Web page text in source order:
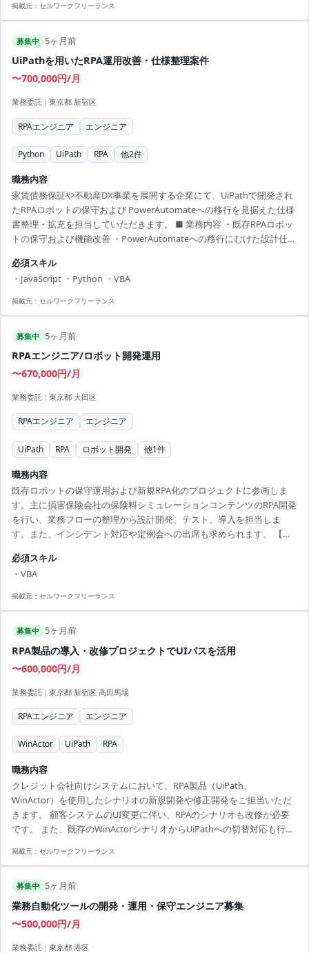
識が身につきます ・RPA技術のスキルアップが可能です ・専門性の高
掲載元： セルワークフリーランス
募集中 5ヶ月前
UiPathを用いたRPA運用改善・仕様整理案件
〜700,000円/月
業務委託 | 東京都 新宿区
RPAエンジニア エンジニア
Python UiPath RPA 他2件
職務内容
家賃債務保証や不動産DX事業を展開する企業にて、UiPathで開発され
たRPAロボットの保守および PowerAutomateへの移行を見据えた仕様
書整理・拡充を担当していただきます。 ■ 業務内容 ・既存RPAロボッ
トの保守および機能改善 ・PowerAutomateへの移行にむけた設計仕様
定義や詳細設計を進行 【アピールポイント】 ・UiPathのスキルを活か
せる実務経験 ・不動産業界のDX推進プロジェクトに関与 ・長期安定の
プロジェクトでスキルアップ ・週1，2日のリモート可能で働きやすい
必須スキル
・JavaScript ・Python ・VBA
掲載元： セルワークフリーランス
募集中 5ヶ月前
RPAエンジニア/ロボット開発運用
〜670,000円/月
業務委託 | 東京都 大田区
RPAエンジニア エンジニア
UiPath RPA ロボット開発 他1件
職務内容
既存ロボットの保守運用および新規RPA化のプロジェクトに参画しま
す。主に損害保険会社の保険料シミュレーションコンテンツのRPA開発
を行い、業務フローの整理から設計開発、テスト、導入を担当しま
す。また、インシデント対応や定例会への出席も求められます。 【ア
る環境 ・UiPath、VBAを活用した最新技術に触れるチャンス ・長期プ
ロジェクトで安定して稼働可能
必須スキル
・VBA
掲載元： セルワークフリーランス
募集中 5ヶ月前
RPA製品の導入・改修プロジェクトでUIパスを活用
〜600,000円/月
業務委託 | 東京都 新宿区 高田馬場
RPAエンジニア エンジニア
WinActor UiPath RPA
職務内容
クレジット会社向けシステムにおいて、RPA製品（UiPath、
WinActor）を使用したシナリオの新規開発や修正開発をご担当いただ
きます。 顧客システムのUI変更に伴い、RPAのシナリオも改修が必要
です。 また、既存のWinActorシナリオからUiPathへの切替対応も行い
願いします。 【アピールポイント】 ・RPA開発の専門スキルを活かせ
間のプロジェクトで安定した勤務が可能 ・多国籍チームでのプロジェ
クトでグローバルな視野を広げられる ・名立たるクライアントとの業
掲載元： セルワークフリーランス
募集中 5ヶ月前
業務自動化ツールの開発・運用・保守エンジニア募集
〜500,000円/月
業務委託 | 東京都 港区